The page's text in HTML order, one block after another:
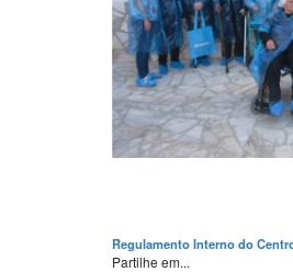
Regulamento Interno do
Partilhe em...